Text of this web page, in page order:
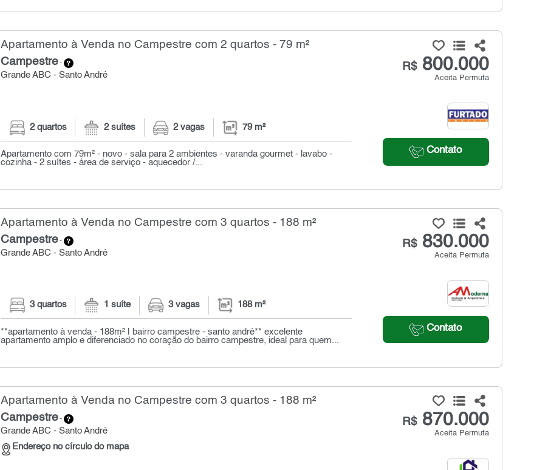
Apartamento à Venda no Campestre com 2 quartos - 79 m²
Campestre-
Grande ABC - Santo André
R$800.000
Aceita Permuta
Contato
2 quartos 2 suítes 2 vagas 79 m²
Apartamento com 79m² - novo - sala para 2 ambientes - varanda gourmet - lavabo -
cozinha - 2 suítes - área de serviço - aquecedor /...
Apartamento à Venda no Campestre com 3 quartos - 188 m²
Campestre-
Grande ABC - Santo André
R$830.000
Aceita Permuta
Contato
3 quartos 1 suíte 3 vagas 188 m²
**apartamento à venda - 188m² | bairro campestre - santo andré** excelente
apartamento amplo e diferenciado no coração do bairro campestre, ideal para quem...
Apartamento à Venda no Campestre com 3 quartos - 188 m²
Campestre-
Grande ABC - Santo André
Endereço no círculo do mapa
R$870.000
Aceita Permuta